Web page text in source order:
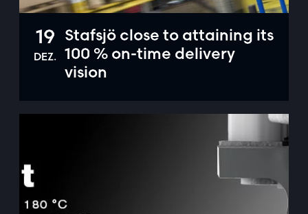
19
DEZ.
Stafsjö close to attaining its
100 % on-time delivery
vision